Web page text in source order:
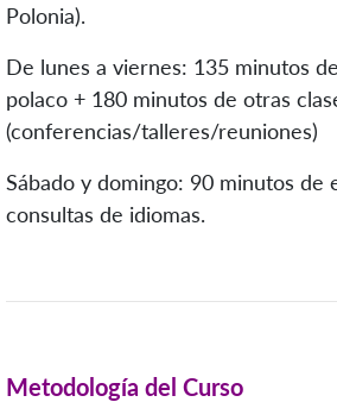
Polonia).
De lunes a viernes: 135 minutos
polaco + 180 minutos de otras
(conferencias/talleres/reuniones)
Sábado y domingo: 90 minutos de
consultas de idiomas.
Metodología del Curso